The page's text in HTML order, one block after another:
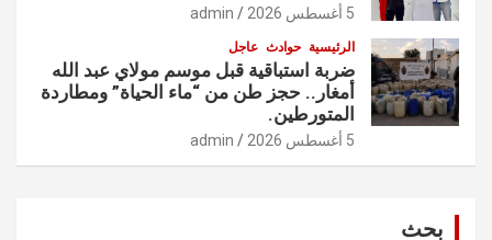
5 أغسطس 2026 admin
الرئيسية حوادث عاجل
ضربة استباقية قبل موسم مولاي عبد الله
أمغار.. حجز طن من “ماء الحياة” ومطاردة
المتورطين.
5 أغسطس 2026 admin
بحث